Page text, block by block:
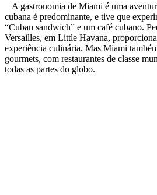
A gastronomia de Miami é uma
cubana é predominante, e tive que
“Cuban sandwich” e um café cubano.
Versailles, em Little Havana,
experiência culinária. Mas Miami
gourmets, com restaurantes de classe
todas as partes do globo.